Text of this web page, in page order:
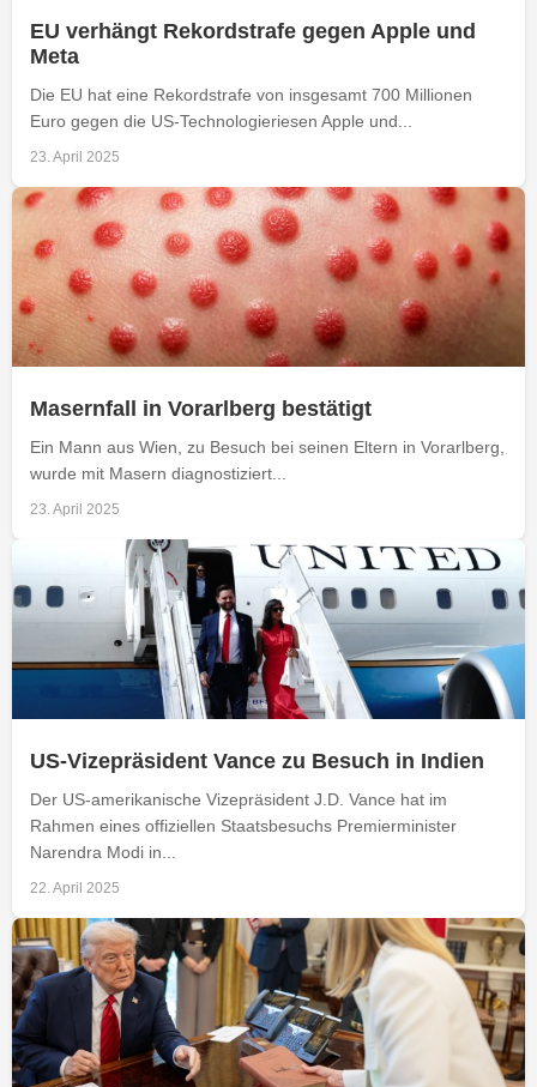
EU verhängt Rekordstrafe gegen Apple und
Meta
Die EU hat eine Rekordstrafe von insgesamt 700 Millionen
Euro gegen die US-Technologieriesen Apple und...
23. April 2025
Masernfall in Vorarlberg bestätigt
Ein Mann aus Wien, zu Besuch bei seinen Eltern in Vorarlberg,
wurde mit Masern diagnostiziert...
23. April 2025
US-Vizepräsident Vance zu Besuch in Indien
Der US-amerikanische Vizepräsident J.D. Vance hat im
Rahmen eines offiziellen Staatsbesuchs Premierminister
Narendra Modi in...
22. April 2025